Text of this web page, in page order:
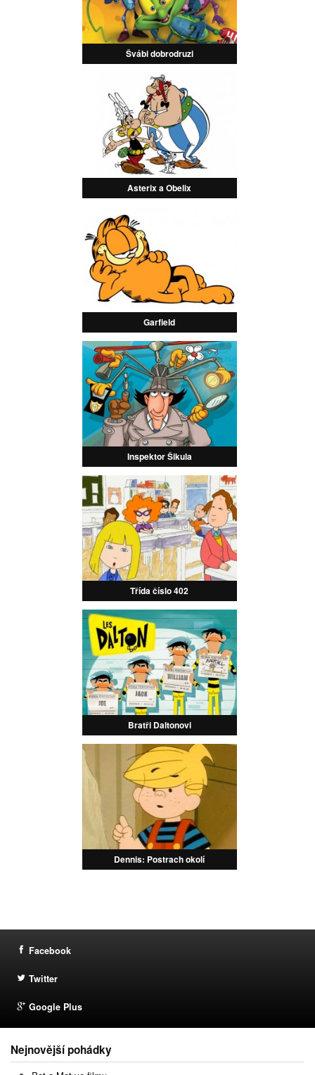
Švábi dobrodruzi
Asterix a Obelix
Garfield
Inspektor Šikula
Třída číslo 402
Bratři Daltonovi
Dennis: Postrach okolí
Facebook
Twitter
Google Plus
Nejnovější pohádky